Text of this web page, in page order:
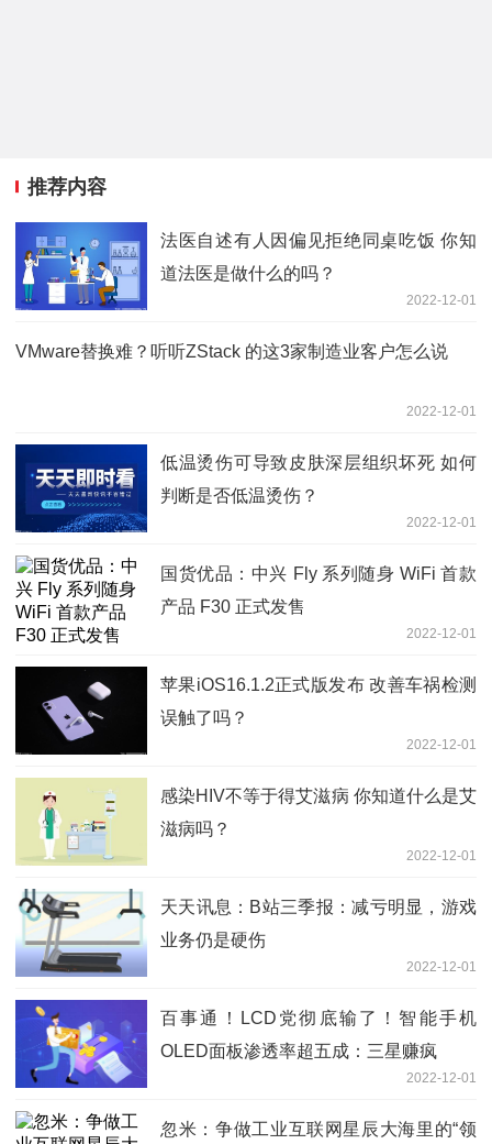
推荐内容
法医自述有人因偏见拒绝同桌吃饭 你知
道法医是做什么的吗？
2022-12-01
VMware替换难？听听ZStack 的这3家制造业客户怎么说
2022-12-01
低温烫伤可导致皮肤深层组织坏死 如何
判断是否低温烫伤？
2022-12-01
国货优品：中兴 Fly 系列随身 WiFi 首款
产品 F30 正式发售
2022-12-01
苹果iOS16.1.2正式版发布 改善车祸检测
误触了吗？
2022-12-01
感染HIV不等于得艾滋病 你知道什么是艾
滋病吗？
2022-12-01
天天讯息：B站三季报：减亏明显，游戏
业务仍是硬伤
2022-12-01
百事通！LCD党彻底输了！智能手机
OLED面板渗透率超五成：三星赚疯
2022-12-01
忽米：争做工业互联网星辰大海里的“领